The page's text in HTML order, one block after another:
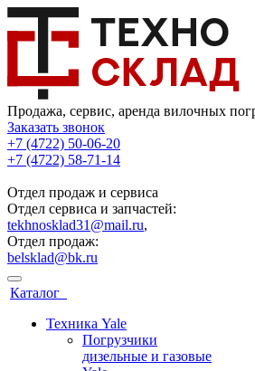
Продажа, сервис, аренда вилочных
Заказать звонок
+7 (4722) 50-06-20
+7 (4722) 58-71-14
Отдел продаж и сервиса
Отдел сервиса и запчастей:
tekhnosklad31@mail.ru,
Отдел продаж:
belsklad@bk.ru
Каталог
Техника Yale
Погрузчики
дизельные и газовые